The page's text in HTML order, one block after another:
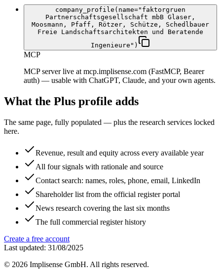
company_profile(name="faktorgruen
Partnerschaftsgesellschaft mbB Glaser,
Moosmann, Pfaff, Rötzer, Schütze, Schedlbauer
Freie Landschaftsarchitekten und Beratende
Ingenieure")
MCP
MCP server live at mcp.implisense.com (FastMCP, Bearer
auth) — usable with ChatGPT, Claude, and your own agents.
What the Plus profile adds
The same page, fully populated — plus the research services locked
here.
Revenue, result and equity across every available year
All four signals with rationale and source
Contact search: names, roles, phone, email, LinkedIn
Shareholder list from the official register portal
News research covering the last six months
The full commercial register history
Create a free account
Last updated: 31/08/2025
© 2026 Implisense GmbH. All rights reserved.